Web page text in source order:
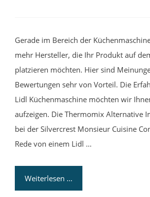
Gerade im Bereich der
mehr Hersteller, die Ihr Produkt auf
platzieren möchten. Hier sind
Bewertungen sehr von Vorteil. Die
Lidl Küchenmaschine möchten wir
aufzeigen. Die Thermomix Alternative
bei der Silvercrest Monsieur Cuisine
Rede von einem Lidl …
Weiterlesen …